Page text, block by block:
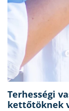
Terhességi
kettőtöknek